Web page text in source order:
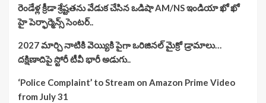
రెండేళ్ల క్రీడా శ్రేష్టతను వేడుక చేసిన ఒడిషా AM/NS ఇండియా ఖో ఖో
హై పెర్ఫార్మెన్స్ సెంటర్..
2027 మార్చి నాటికి వెయ్యికి పైగా ఒరిజినల్ మైక్రో డ్రామాలు…
దక్షిణాదిపై స్టోరీ టీవీ భారీ అడుగు..
‘Police Complaint’ to Stream on Amazon Prime Video
from July 31